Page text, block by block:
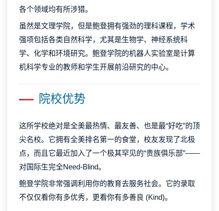
各个领域均有所涉猎。
虽然是文理学院，但是鲍登拥有强劲的理科课程，学术
强项包括各类自然科学，尤其是生物学、神经系统科
学、化学和环境研究。鲍登学院的机器人实验室是计算
机科学专业的教师和学生开展前沿研究的中心。
院校优势
这所学校绝对是全美最热情、最友善、也是最“好吃”的顶
尖名校。它拥有全美排名第一的食堂，校友发现了北极
点，而且它最近加入了一个极其罕见的“贵族俱乐部”——
对国际生完全Need-Blind。
鲍登学院非常强调利用你的教育去服务社会。它的录取
不仅仅看你有多优秀，更看你有多善良 (Kind)。